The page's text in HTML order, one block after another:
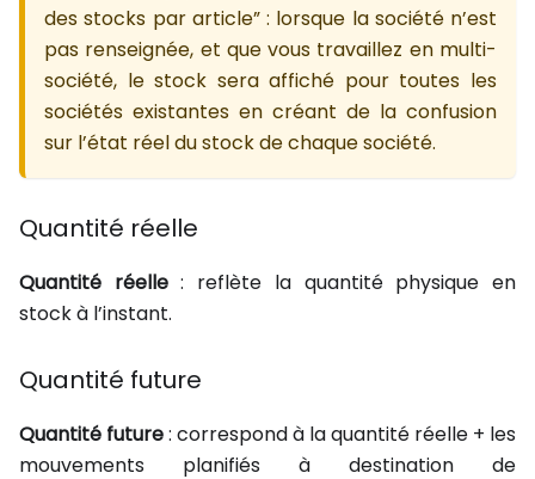
des stocks par article” : lorsque la société n’est
pas renseignée, et que vous travaillez en multi-
société, le stock sera affiché pour toutes les
sociétés existantes en créant de la confusion
sur l’état réel du stock de chaque société.
Quantité réelle
Quantité réelle: reflète la quantité physique en
stock à l’instant.
Quantité future
Quantité future: correspond à la quantité réelle + les
mouvements planifiés à destination de